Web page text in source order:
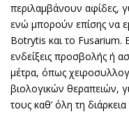
περιλαμβάνουν αφίδες,
ενώ μπορούν επίσης να
Botrytis και το Fusarium.
ενδείξεις προσβολής ή
μέτρα, όπως
βιολογικών θεραπειών,
τους καθ’ όλη τη